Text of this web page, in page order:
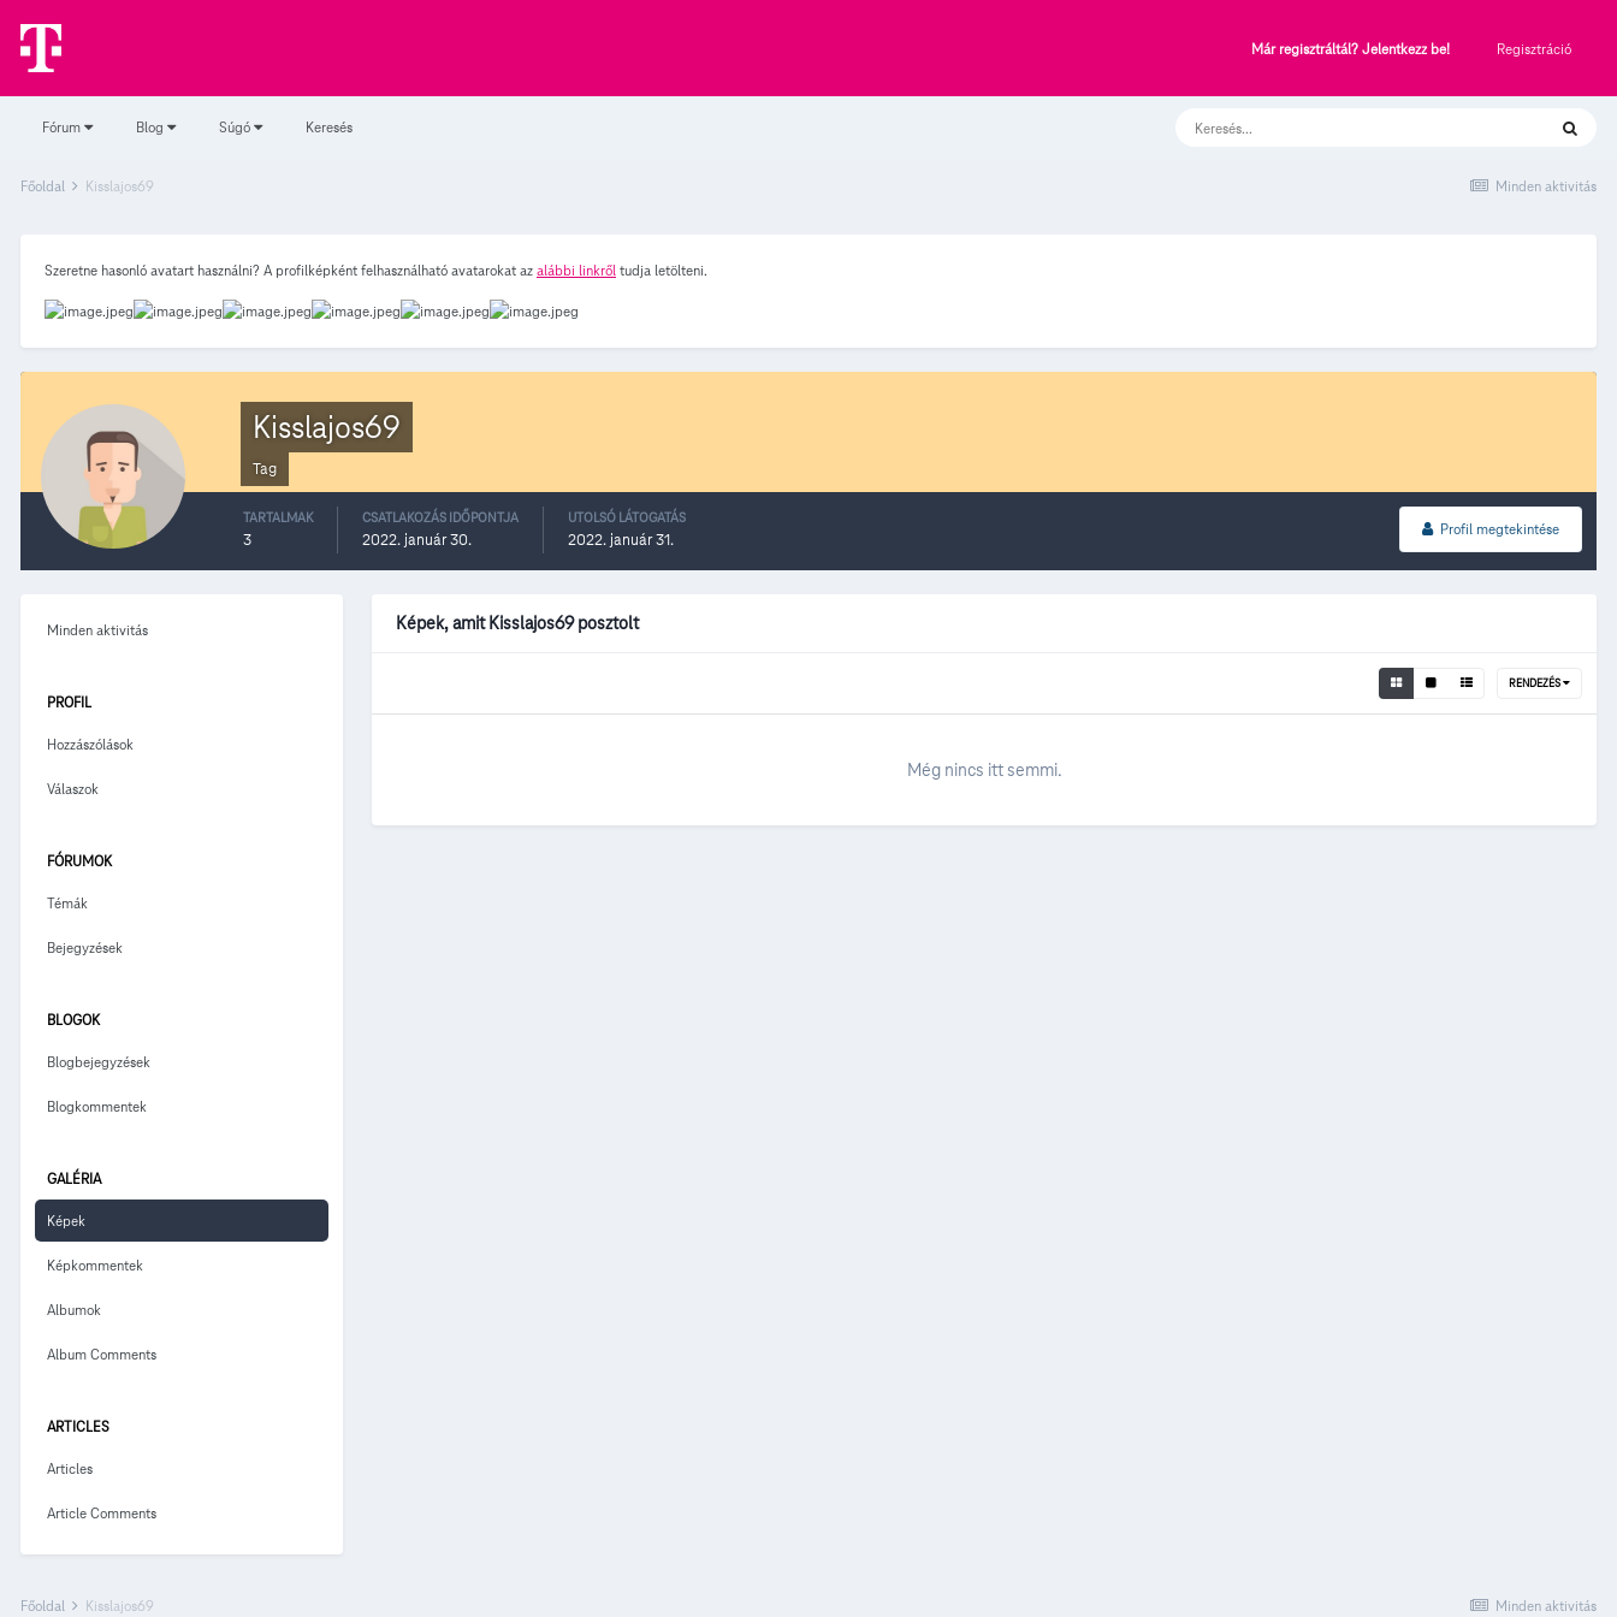
Már regisztráltál? Jelentkezz be! Regisztráció
Fórum Blog Súgó Keresés
Minden aktivitás
Főoldal Kisslajos69
Szeretne hasonló avatart használni? A profilképként felhasználható avatarokat az alábbi linkről tudja letölteni.
Kisslajos69
Tag
Profil megtekintése
TARTALMAK
3
CSATLAKOZÁS IDŐPONTJA
2022. január 30.
UTOLSÓ LÁTOGATÁS
2022. január 31.
Minden aktivitás
PROFIL
Hozzászólások
Válaszok
FÓRUMOK
Témák
Bejegyzések
BLOGOK
Blogbejegyzések
Blogkommentek
GALÉRIA
Képek
Képkommentek
Albumok
Album Comments
ARTICLES
Articles
Article Comments
Képek, amit Kisslajos69 posztolt
RENDEZÉS
Még nincs itt semmi.
Minden aktivitás
Főoldal Kisslajos69